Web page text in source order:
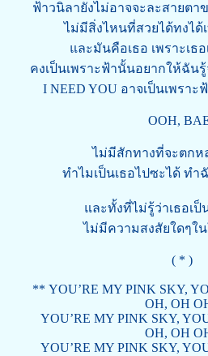
ฟ้าวนิลายังไม่อาจจะละสายตา
ไม่มีสิ่งไหนที่สวยได้ทงได้
และมันคือเธอ เพราะเธ
คงเป็นเพราะฟ้านั้นอยากให้ฉัน
I NEED YOU อาจเป็นเพรา
OOH,
ไม่มีสักทางที่จะตกห
ทำไมเป็นเธอไปซะได้ ทำ
และทั้งที่ไม่รู้ว่าเธอเ
ไม่มีความสงสัยใดๆใ
( * )
** YOU’RE MY PINK SKY,
OH, OH
YOU’RE MY PINK SKY,
OH, OH
YOU’RE MY PINK SKY,